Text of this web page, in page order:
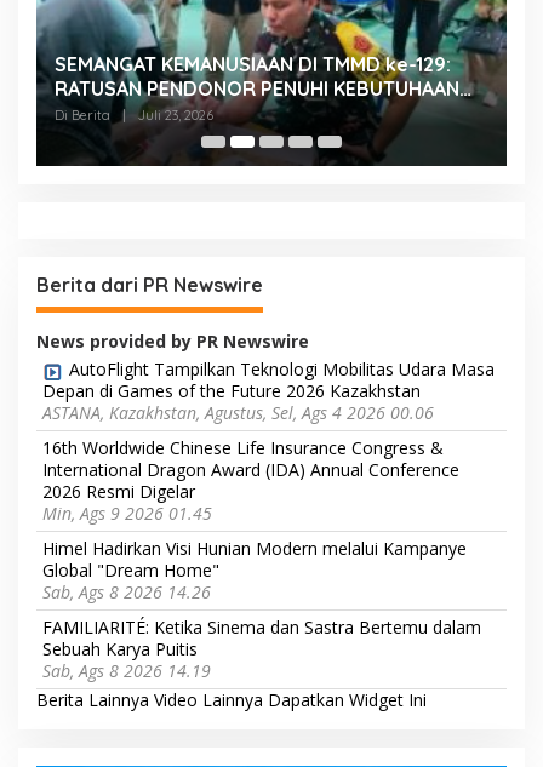
SEMANGAT KEMANUSIAAN DI TMMD ke-129:
RATUSAN PENDONOR PENUHI KEBUTUHAAN
STOK DARAH
Di Berita | Juli 23, 2026
Berita dari PR Newswire
News provided by PR Newswire
AutoFlight Tampilkan Teknologi Mobilitas Udara Masa
Depan di Games of the Future 2026 Kazakhstan
ASTANA, Kazakhstan, Agustus, Sel, Ags 4 2026 00.06
16th Worldwide Chinese Life Insurance Congress &
International Dragon Award (IDA) Annual Conference
2026 Resmi Digelar
Min, Ags 9 2026 01.45
Himel Hadirkan Visi Hunian Modern melalui Kampanye
Global "Dream Home"
Sab, Ags 8 2026 14.26
FAMILIARITÉ: Ketika Sinema dan Sastra Bertemu dalam
Sebuah Karya Puitis
Sab, Ags 8 2026 14.19
Berita Lainnya Video Lainnya Dapatkan Widget Ini